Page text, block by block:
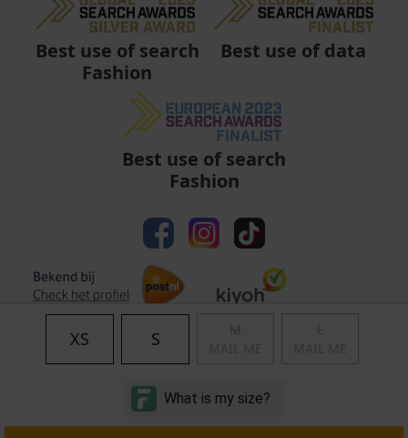
XS S
Best use of search
Fashion
Best use of data
Best use of search
Fashion
Algemene voorwaarden | Privacy
© Copyright 2011 - 2026 Soccerfanshop